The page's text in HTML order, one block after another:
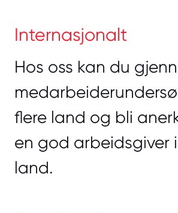
Internasjonalt
Hos oss kan du
flere land og bli
en god arbeidsgiver
land.